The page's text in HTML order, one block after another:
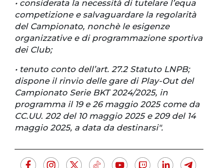
• considerata la necessità di tutelare l’equa
competizione e salvaguardare la regolarità
del Campionato, nonchè le esigenze
organizzative e di programmazione sportiva
dei Club;
• tenuto conto dell’art. 27.2 Statuto LNPB;
dispone il rinvio delle gare di Play-Out del
Campionato Serie BKT 2024/2025, in
programma il 19 e 26 maggio 2025 come da
CC.UU. 202 del 10 maggio 2025 e 209 del 14
maggio 2025, a data da destinarsi".